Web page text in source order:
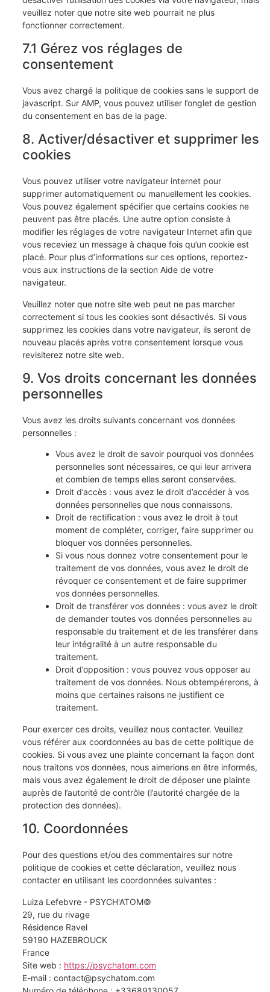
veuillez noter que notre site web pourrait ne plus
fonctionner correctement.
7.1 Gérez vos réglages de
consentement
Vous avez chargé la politique de cookies sans le support de
javascript. Sur AMP, vous pouvez utiliser l’onglet de gestion
du consentement en bas de la page.
8. Activer/désactiver et supprimer les
cookies
Vous pouvez utiliser votre navigateur internet pour
supprimer automatiquement ou manuellement les cookies.
Vous pouvez également spécifier que certains cookies ne
peuvent pas être placés. Une autre option consiste à
modifier les réglages de votre navigateur Internet afin que
vous receviez un message à chaque fois qu’un cookie est
placé. Pour plus d’informations sur ces options, reportez-
vous aux instructions de la section Aide de votre
navigateur.
Veuillez noter que notre site web peut ne pas marcher
correctement si tous les cookies sont désactivés. Si vous
supprimez les cookies dans votre navigateur, ils seront de
nouveau placés après votre consentement lorsque vous
revisiterez notre site web.
9. Vos droits concernant les données
personnelles
Vous avez les droits suivants concernant vos données
personnelles :
Vous avez le droit de savoir pourquoi vos données
personnelles sont nécessaires, ce qui leur arrivera
et combien de temps elles seront conservées.
Droit d’accès : vous avez le droit d’accéder à vos
données personnelles que nous connaissons.
Droit de rectification : vous avez le droit à tout
moment de compléter, corriger, faire supprimer ou
bloquer vos données personnelles.
Si vous nous donnez votre consentement pour le
traitement de vos données, vous avez le droit de
révoquer ce consentement et de faire supprimer
vos données personnelles.
Droit de transférer vos données : vous avez le droit
de demander toutes vos données personnelles au
responsable du traitement et de les transférer dans
leur intégralité à un autre responsable du
traitement.
Droit d’opposition : vous pouvez vous opposer au
traitement de vos données. Nous obtempérerons, à
moins que certaines raisons ne justifient ce
traitement.
Pour exercer ces droits, veuillez nous contacter. Veuillez
vous référer aux coordonnées au bas de cette politique de
cookies. Si vous avez une plainte concernant la façon dont
nous traitons vos données, nous aimerions en être informés,
mais vous avez également le droit de déposer une plainte
auprès de l’autorité de contrôle (l’autorité chargée de la
protection des données).
10. Coordonnées
Pour des questions et/ou des commentaires sur notre
politique de cookies et cette déclaration, veuillez nous
contacter en utilisant les coordonnées suivantes :
Luiza Lefebvre - PSYCH'ATOM©
29, rue du rivage
Résidence Ravel
59190 HAZEBROUCK
France
Site web : https://psychatom.com
E-mail : contact@psychatom.com